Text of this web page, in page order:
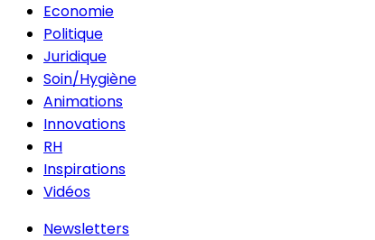
Economie
Politique
Juridique
Soin/Hygiène
Animations
Innovations
RH
Inspirations
Vidéos
Newsletters